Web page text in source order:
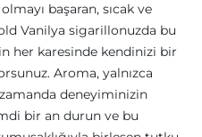
başaran, sıcak ve
Vanilya sigarillonuzda bu
her karesinde kendinizi bir
Aroma, yalnızca
deneyiminizin
bir an durun ve bu